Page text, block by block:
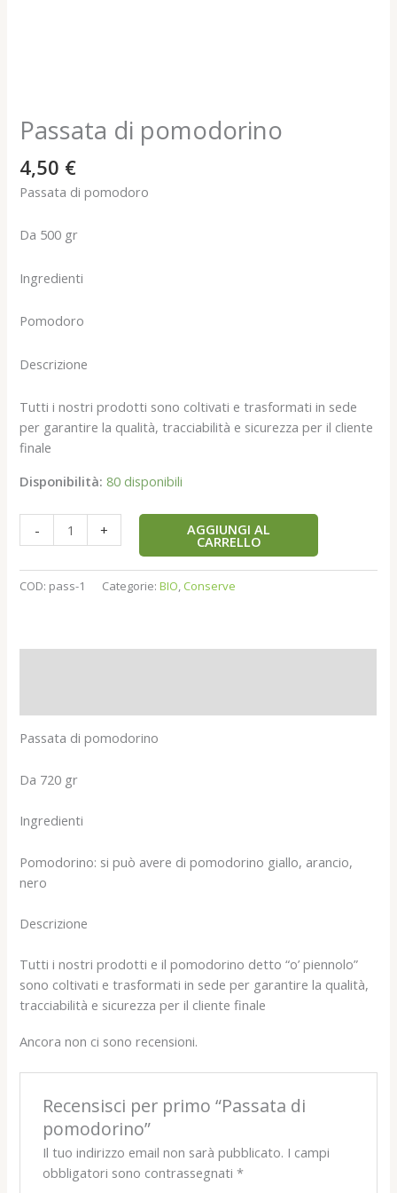
Passata di pomodorino
4,50 €
Passata di pomodoro
Da 500 gr
Ingredienti
Pomodoro
Descrizione
Tutti i nostri prodotti sono coltivati e trasformati in sede
per garantire la qualità, tracciabilità e sicurezza per il cliente
finale
Disponibilità: 80 disponibili
- + AGGIUNGI AL
CARRELLO
COD: pass-1 Categorie:BIO, Conserve
Passata di pomodorino
Da 720 gr
Ingredienti
Pomodorino: si può avere di pomodorino giallo, arancio,
nero
Descrizione
Tutti i nostri prodotti e il pomodorino detto “o’ piennolo”
sono coltivati e trasformati in sede per garantire la qualità,
tracciabilità e sicurezza per il cliente finale
Ancora non ci sono recensioni.
Recensisci per primo “Passata di
pomodorino”
Il tuo indirizzo email non sarà pubblicato. I campi
obbligatori sono contrassegnati *